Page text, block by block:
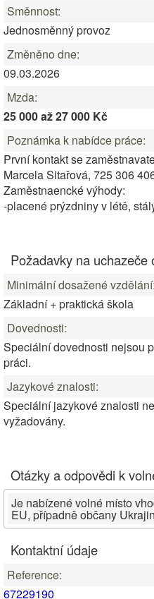
Směnnost:
Jednosměnný provoz
Změněno dne:
09.03.2026
Mzda:
25 000 až 27 000 Kč
Poznámka k nabídce práce:
První kontakt se
Marcela Sitařová, 725 306
Zaměstnaencké výhody:
-placené prýzdniny v létě,
Požadavky na uchazeče
Minimální dosažené vzdělání:
Základní + praktická škola
Dovednosti:
Speciální dovednosti nejsou
práci.
Jazykové znalosti:
Speciální jazykové znalosti
vyžadovány.
Otázky a odpovědi k
Je nabízené volné místo
EU, případně občany
Kontaktní údaje
Reference:
67229190